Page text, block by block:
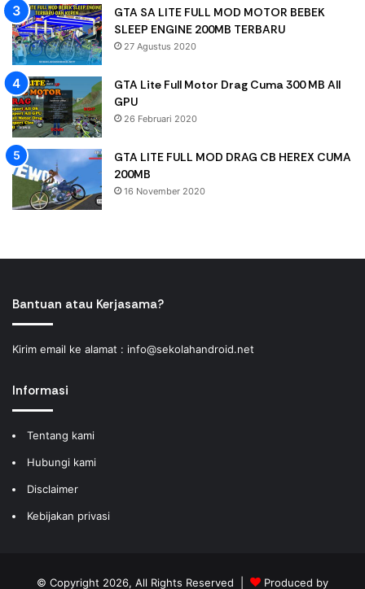
GTA SA LITE FULL MOD MOTOR BEBEK
SLEEP ENGINE 200MB TERBARU
27 Agustus 2020
GTA Lite Full Motor Drag Cuma 300 MB All
GPU
26 Februari 2020
GTA LITE FULL MOD DRAG CB HEREX CUMA
200MB
16 November 2020
Bantuan atau Kerjasama?
Kirim email ke alamat : info@sekolahandroid.net
Informasi
Tentang kami
Hubungi kami
Disclaimer
Kebijakan privasi
© Copyright 2026, All Rights Reserved | Produced by